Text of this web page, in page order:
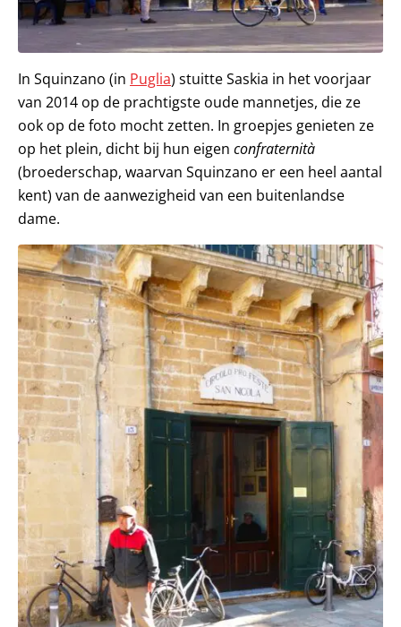
In Squinzano (in Puglia) stuitte Saskia in het voorjaar
van 2014 op de prachtigste oude mannetjes, die ze
ook op de foto mocht zetten. In groepjes genieten ze
op het plein, dicht bij hun eigen confraternità
(broederschap, waarvan Squinzano er een heel aantal
kent) van de aanwezigheid van een buitenlandse
dame.